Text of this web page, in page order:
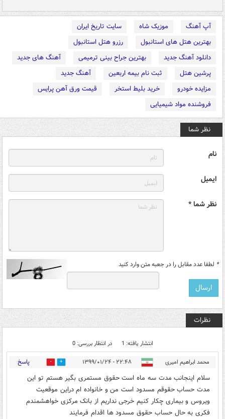
آپ آهنگ موزیک شاه
سایت تاریخ ایران
بهترین هتل های استانبول
رزرو هتل استانبول
دانلود آهنگ جدید
بهترین جراح بینی ترمیمی
آهنگ های جدید
پرشین هتل
ثبت نام بیمه اربعین
آهنگ جدید
مزایده خودرو
خرید بلیط استخر
قیمت ورق آهن پرایس
فروشنده مواد شیمیایی
نظر شما
نام
ایمیل
نظر شما *
* لطفا عدد مقابل را در جعبه متن وارد کنید
نظرات
انتشار یافته: 1 در انتظار بررسی: 0
محمد ابراهیم امیری ۲۲:۴۸ - ۱۳۹۹/۰۱/۲۴ 1 پاسخ
سلام اینجانب مدت سه ماه است حقوق مستمری بگیر هستم تو این
مدت حساب حقوقم مسدود است من و خانواده ام دراین موقعیت
ویروس و بیماری چکار کنیم خرجی نداریم از بانک مرکزی خواهشمندم
فکری به حال حساب حقوق مسدود ها اقدام فرمایند